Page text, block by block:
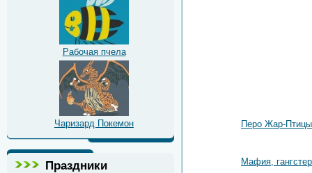
Рабочая пчела
Чаризард Покемон
Праздники
Перо Жар-Птицы
Мафия, гангстер